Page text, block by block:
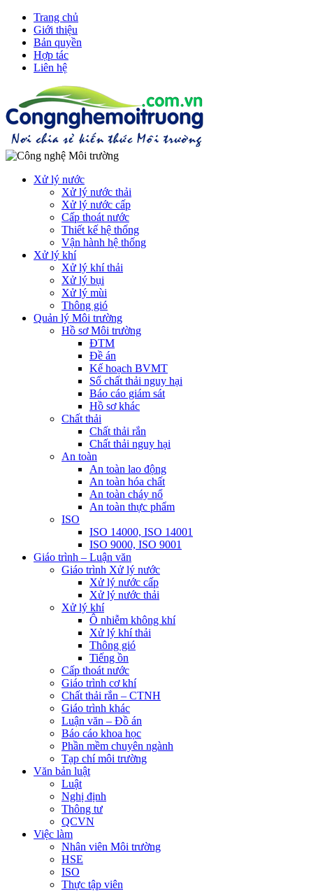
Trang chủ
Giới thiệu
Bản quyền
Hợp tác
Liên hệ
Xử lý nước
Xử lý nước thải
Xử lý nước cấp
Cấp thoát nước
Thiết kế hệ thống
Vận hành hệ thống
Xử lý khí
Xử lý khí thải
Xử lý bụi
Xử lý mùi
Thông gió
Quản lý Môi trường
Hồ sơ Môi trường
ĐTM
Đề án
Kế hoạch BVMT
Sổ chất thải nguy hại
Báo cáo giám sát
Hồ sơ khác
Chất thải
Chất thải rắn
Chất thải nguy hại
An toàn
An toàn lao động
An toàn hóa chất
An toàn cháy nổ
An toàn thực phẩm
ISO
ISO 14000, ISO 14001
ISO 9000, ISO 9001
Giáo trình – Luận văn
Giáo trình Xử lý nước
Xử lý nước cấp
Xử lý nước thải
Xử lý khí
Ô nhiễm không khí
Xử lý khí thải
Thông gió
Tiếng ồn
Cấp thoát nước
Giáo trình cơ khí
Chất thải rắn – CTNH
Giáo trình khác
Luận văn – Đồ án
Báo cáo khoa học
Phần mềm chuyên ngành
Tạp chí môi trường
Văn bản luật
Luật
Nghị định
Thông tư
QCVN
Việc làm
Nhân viên Môi trường
HSE
ISO
Thực tập viên